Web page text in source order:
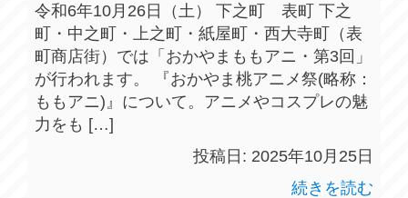
令和6年10月26日（土） 下之町 表町 下之
町・中之町・上之町・紙屋町・西大寺町（表
町商店街）では「おかやまももアニ・第3回」
が行われます。 『おかやま桃アニメ祭(略称：
ももアニ)』について。アニメやコスプレの魅
力をも […]
投稿日: 2025年10月25日
続きを読む